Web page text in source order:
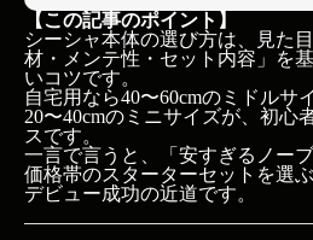
【この記事のポイント】
シーシャ本体の選び方は、見た
材・メンテ性・セット内容」を
いコツです。
自宅用なら40〜60cmのミドルサ
20〜40cmのミニサイズが、初心
スです。
一言で言うと、「安すぎるノー
価格帯のスターターセットを選
デビュー成功の近道です。